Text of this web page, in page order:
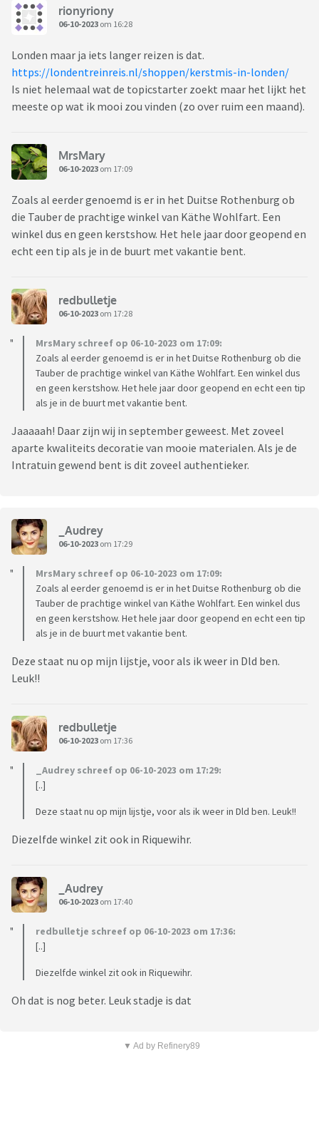
rionyriony
06-10-2023 om 16:28
Londen maar ja iets langer reizen is dat.
https://londentreinreis.nl/shoppen/kerstmis-in-londen/
Is niet helemaal wat de topicstarter zoekt maar het lijkt het
meeste op wat ik mooi zou vinden (zo over ruim een maand).
MrsMary
06-10-2023 om 17:09
Zoals al eerder genoemd is er in het Duitse Rothenburg ob
die Tauber de prachtige winkel van Käthe Wohlfart. Een
winkel dus en geen kerstshow. Het hele jaar door geopend en
echt een tip als je in de buurt met vakantie bent.
redbulletje
06-10-2023 om 17:28
MrsMary schreef op 06-10-2023 om 17:09:
Zoals al eerder genoemd is er in het Duitse Rothenburg ob die
Tauber de prachtige winkel van Käthe Wohlfart. Een winkel dus
en geen kerstshow. Het hele jaar door geopend en echt een tip
als je in de buurt met vakantie bent.
Jaaaaah! Daar zijn wij in september geweest. Met zoveel
aparte kwaliteits decoratie van mooie materialen. Als je de
Intratuin gewend bent is dit zoveel authentieker.
_Audrey
06-10-2023 om 17:29
MrsMary schreef op 06-10-2023 om 17:09:
Zoals al eerder genoemd is er in het Duitse Rothenburg ob die
Tauber de prachtige winkel van Käthe Wohlfart. Een winkel dus
en geen kerstshow. Het hele jaar door geopend en echt een tip
als je in de buurt met vakantie bent.
Deze staat nu op mijn lijstje, voor als ik weer in Dld ben.
Leuk!!
redbulletje
06-10-2023 om 17:36
_Audrey schreef op 06-10-2023 om 17:29:
[..]
Deze staat nu op mijn lijstje, voor als ik weer in Dld ben. Leuk!!
Diezelfde winkel zit ook in Riquewihr.
_Audrey
06-10-2023 om 17:40
redbulletje schreef op 06-10-2023 om 17:36:
[..]
Diezelfde winkel zit ook in Riquewihr.
Oh dat is nog beter. Leuk stadje is dat
▼ Ad by Refinery89